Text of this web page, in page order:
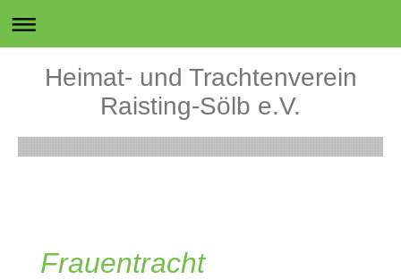
Heimat- und Trachtenverein
Raisting-Sölb e.V.
Frauentracht